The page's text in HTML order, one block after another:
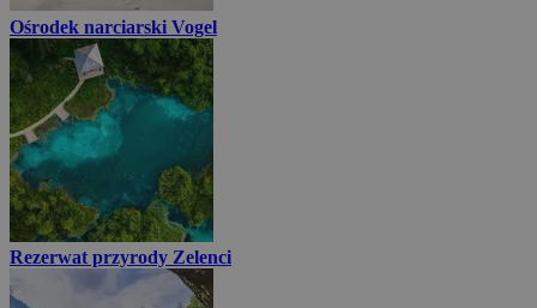
Ośrodek narciarski Vogel
Rezerwat przyrody Zelenci